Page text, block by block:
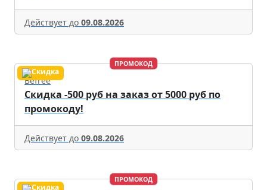
Действует до 09.08.2026
ПРОМОКОД
Befree
Скидка -500 руб на заказ от 5000 руб по
промокоду!
Действует до 09.08.2026
ПРОМОКОД